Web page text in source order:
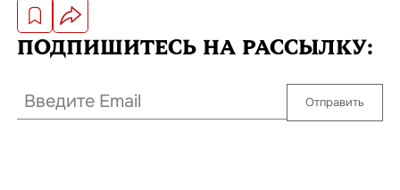
ПОДПИШИТЕСЬ НА РАССЫЛКУ:
Отправить